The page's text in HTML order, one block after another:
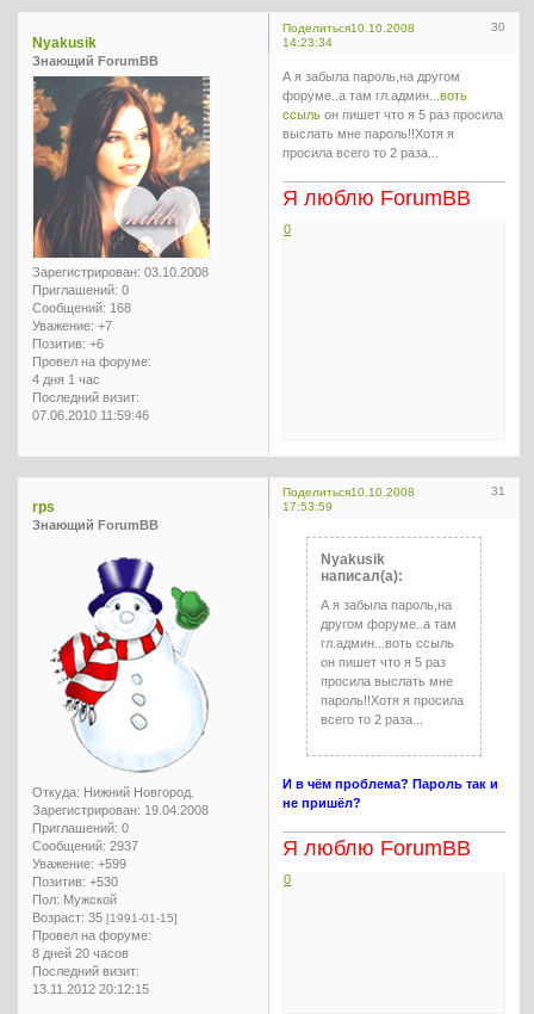
Поделиться 30
10.10.2008
14:23:34
Nyakusik
Знающий ForumBB
Зарегистрирован: 03.10.2008
Приглашений: 0
Сообщений: 168
Уважение: +7
Позитив: +6
Провел на форуме:
4 дня 1 час
Последний визит:
07.06.2010 11:59:46
А я забыла пароль,на другом
форуме..а там гл.админ...воть
ссыль он пишет что я 5 раз просила
выслать мне пароль!!Хотя я
просила всего то 2 раза...
Я люблю ForumBB
0
Поделиться 31
10.10.2008
17:53:59
rps
Знающий ForumBB
Откуда: Нижний Новгород.
Зарегистрирован: 19.04.2008
Приглашений: 0
Сообщений: 2937
Уважение: +599
Позитив: +530
Пол: Мужской
Возраст: 35 [1991-01-15]
Провел на форуме:
8 дней 20 часов
Последний визит:
13.11.2012 20:12:15
Nyakusik
написал(а):
А я забыла пароль,на
другом форуме..а там
гл.админ...воть ссыль
он пишет что я 5 раз
просила выслать мне
пароль!!Хотя я просила
всего то 2 раза...
И в чём проблема? Пароль так и
не пришёл?
Я люблю ForumBB
0